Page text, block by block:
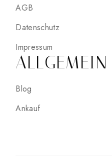
AGB
Datenschutz
Impressum
ALLGEMEIN
Blog
Ankauf